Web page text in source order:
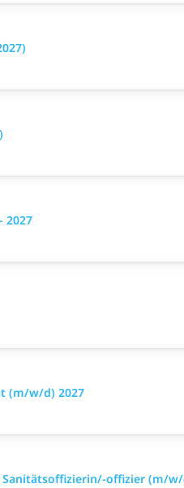
2027
(m/w/d) 2027
Sanitätsoffizierin/-offizier (m/